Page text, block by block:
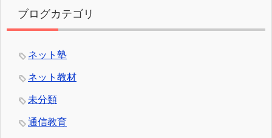
ブログカテゴリ
ネット塾
ネット教材
未分類
通信教育